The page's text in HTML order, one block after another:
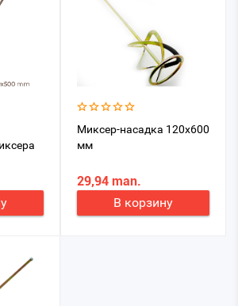
Миксер-насадка 120x600
мм
29,94 man.
В корзину